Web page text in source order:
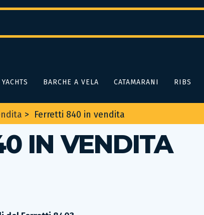
YACHTS BARCHE A VELA CATAMARANI RIBS
> Ferretti 840 in vendita
IN VENDITA